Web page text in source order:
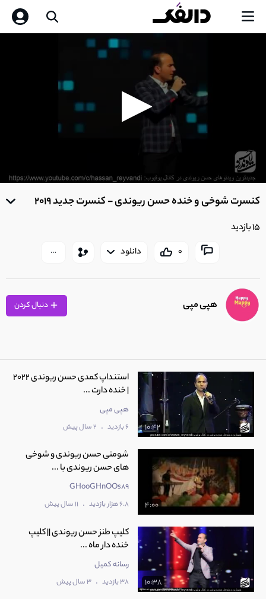
0
of کنسرت شوخی و خنده حسن ریوندی - کنسرت جدید 2019
15 بازدید
0 دانلود
هپی مپی
10:42
استنداپ کمدی حسن ریوندی 2022
| خنده دارت ...
هپی مپی
6 بازدید . 2 سال پیش
4:00
شومنی حسن ریوندی و شوخی
های حسن ریوندی با ...
GHooGHnOOs89
6.8 هزار بازدید . 11 سال پیش
10:38
کلیپ طنز حسن ریوندی || کلیپ
خنده دار ماه ...
رسانه کمیل
38 بازدید . 3 سال پیش